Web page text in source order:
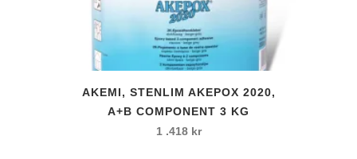
AKEMI, STENLIM AKEPOX 2020,
A+B COMPONENT 3 KG
1 .418 kr